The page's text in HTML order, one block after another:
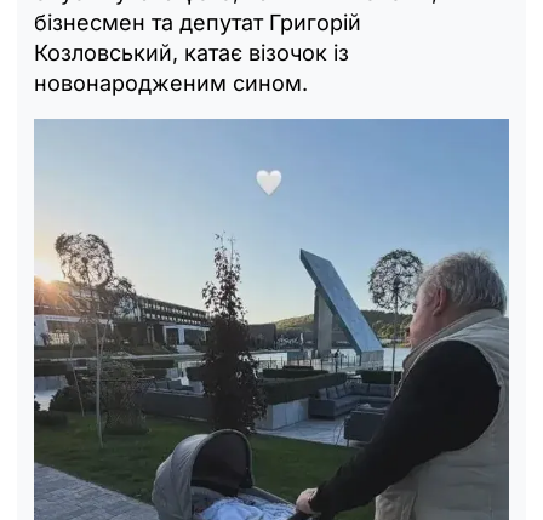
бізнесмен та депутат Григорій
Козловський, катає візочок із
новонародженим сином.